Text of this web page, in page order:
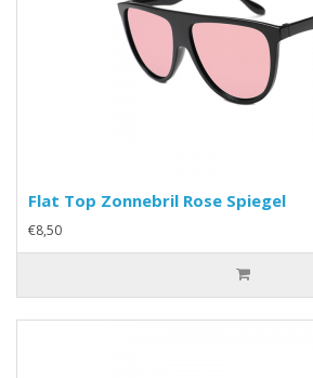
Flat Top Zonnebril Rose Spiegel
€8,50